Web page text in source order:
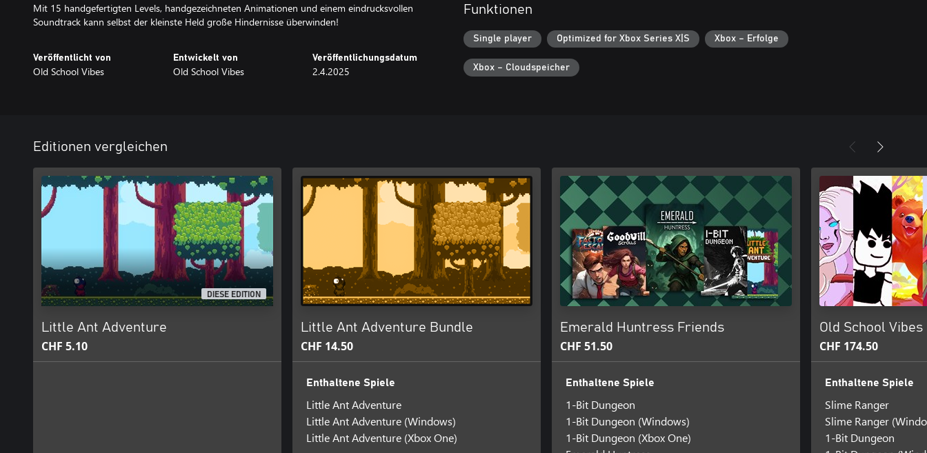
Mit 15 handgefertigten Levels, handgezeichneten Animationen und einem eindrucksvollen
Soundtrack kann selbst der kleinste Held große Hindernisse überwinden!
Veröffentlicht von
Old School Vibes
Entwickelt von
Old School Vibes
Veröffentlichungsdatum
2.4.2025
Funktionen
Single player Optimized for Xbox Series X|S Xbox – Erfolge
Xbox – Cloudspeicher
Editionen vergleichen
DIESE EDITION
Little Ant Adventure
CHF 5.10
Little Ant Adventure Bundle
CHF 14.50
Enthaltene Spiele
Little Ant Adventure
Little Ant Adventure (Windows)
Little Ant Adventure (Xbox One)
Emerald Huntress Friends
CHF 51.50
Enthaltene Spiele
1-Bit Dungeon
1-Bit Dungeon (Windows)
1-Bit Dungeon (Xbox One)
Old School
CHF 174.50
Enthaltene Spiele
Slime Ranger
Slime Ranger
1-Bit Dungeon